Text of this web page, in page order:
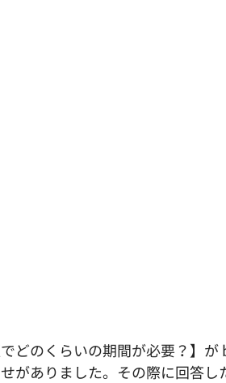
どのくらいの期間が必要？】が
がありました。その際に回答し